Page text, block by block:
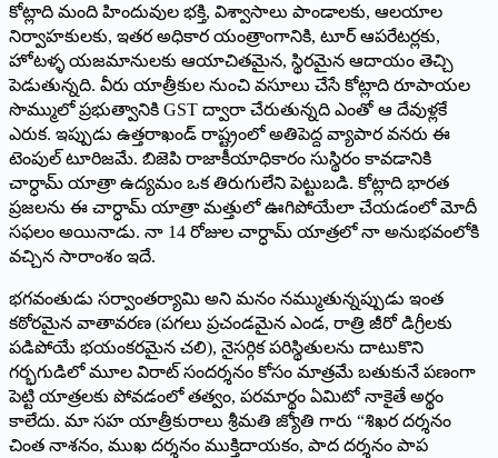
కోట్లాది మంది హిందువుల భక్తి, విశ్వాసాలు పాండాలకు, ఆలయాల
నిర్వాహకులకు, ఇతర అధికార యంత్రాంగానికి, టూర్ ఆపరేటర్లకు,
హోటళ్ళ యజమానులకు ఆయాచితమైన, స్థిరమైన ఆదాయం తెచ్చి
పెడుతున్నది. వీరు యాత్రీకుల నుంచి వసూలు చేసే కోట్లాది రూపాయల
సొమ్ములో ప్రభుత్వానికి GST ద్వారా చేరుతున్నది ఎంతో ఆ దేవుళ్లకే
ఎరుక. ఇప్పుడు ఉత్తరాఖండ్ రాష్ట్రంలో అతిపెద్ద వ్యాపార వనరు ఈ
టెంపుల్ టూరిజమే. బిజెపి రాజాకీయాధికారం సుస్థిరం కావడానికి
చార్ధామ్ యాత్రా ఉద్యమం ఒక తిరుగులేని పెట్టుబడి. కోట్లాది భారత
ప్రజలను ఈ చార్ధామ్ యాత్రా మత్తులో ఊగిపోయేలా చేయడంలో మోదీ
సఫలం అయినాడు. నా 14 రోజుల చార్ధామ్ యాత్రలో నా అనుభవంలోకి
వచ్చిన సారాంశం ఇదే.
భగవంతుడు సర్వాంతర్యామి అని మనం నమ్ముతున్నప్పుడు ఇంత
కఠోరమైన వాతావరణ (పగలు ప్రచండమైన ఎండ, రాత్రి జీరో డిగ్రీలకు
పడిపోయే భయంకరమైన చలి), నైసర్గిక పరిస్థితులను దాటుకొని
గర్భగుడిలో మూల విరాట్ సందర్శనం కోసం మాత్రమే బతుకునే పణంగా
పెట్టి యాత్రలకు పోవడంలో తత్వం, పరమార్థం ఏమిటో నాకైతే అర్థం
కాలేదు. మా సహ యాత్రీకురాలు శ్రీమతి జ్యోతి గారు “శిఖర దర్శనం
చింత నాశనం, ముఖ దర్శనం ముక్తిదాయకం, పాద దర్శనం పాప